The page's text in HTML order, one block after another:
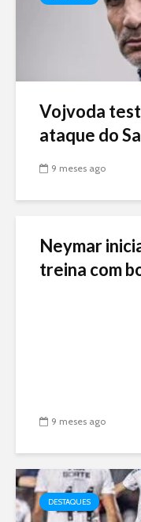
Vojvoda
ataque do
9 meses ago
Neymar
treina com
9 meses ago
DESTAQUES